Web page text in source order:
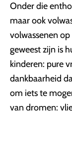
Onder die
maar ook
volwassenen op
geweest zijn is
kinderen: pure
dankbaarheid
om iets te
van dromen: